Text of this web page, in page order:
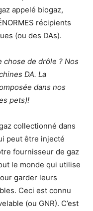
appelé biogaz,
récipients
(ou des DAs).
chose de drôle ? Nos
DA. La
dans nos
pets)!
collectionné dans
peut être injecté
fournisseur de gaz
le monde qui utilise
garder leurs
Ceci est connu
(ou GNR). C’est